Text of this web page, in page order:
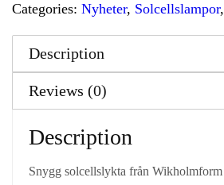
Categories: Nyheter, Solcellslampor,
Description
Reviews (0)
Description
Snygg solcellslykta från Wikholmform